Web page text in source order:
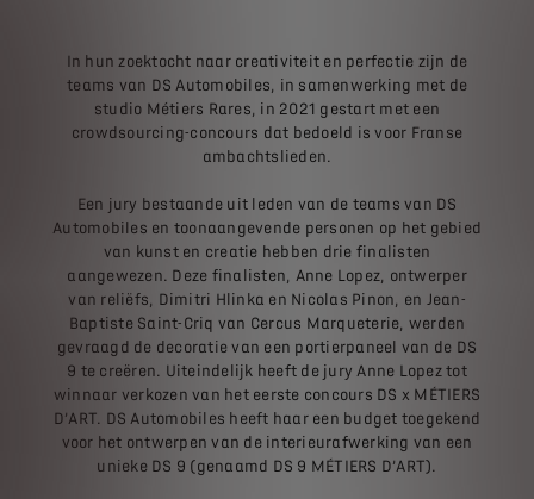
In hun zoektocht naar creativiteit en perfectie zijn de
teams van DS Automobiles, in samenwerking met de
studio Métiers Rares, in 2021 gestart met een
crowdsourcing-concours dat bedoeld is voor Franse
ambachtslieden.
Een jury bestaande uit leden van de teams van DS
Automobiles en toonaangevende personen op het gebied
van kunst en creatie hebben drie finalisten
aangewezen. Deze finalisten, Anne Lopez, ontwerper
van reliëfs, Dimitri Hlinka en Nicolas Pinon, en Jean-
Baptiste Saint-Criq van Cercus Marqueterie, werden
gevraagd de decoratie van een portierpaneel van de DS
9 te creëren. Uiteindelijk heeft de jury Anne Lopez tot
winnaar verkozen van het eerste concours DS x MÉTIERS
D’ART. DS Automobiles heeft haar een budget toegekend
voor het ontwerpen van de interieurafwerking van een
unieke DS 9 (genaamd DS 9 MÉTIERS D’ART).